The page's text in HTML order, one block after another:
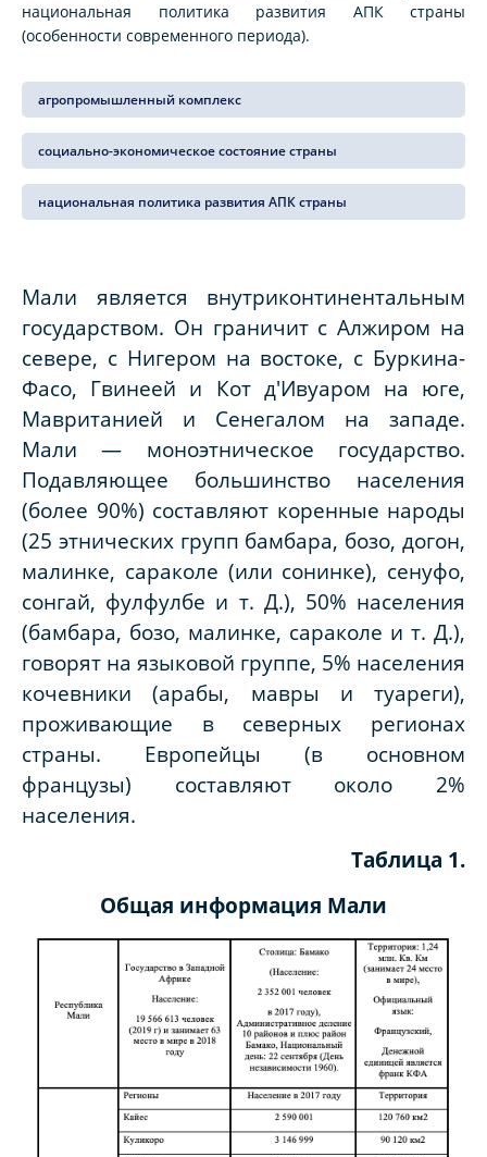
национальная политика развития АПК страны
(особенности современного периода).
агропромышленный комплекс
социально-экономическое состояние страны
национальная политика развития АПК страны
Мали является внутриконтинентальным
государством. Он граничит сАлжиром на
севере, с Нигером на востоке, с Буркина-
Фасо, Гвинеей и Кот д'Ивуаром на юге,
Мавританией и Сенегалом на западе.
Мали — моноэтническое государство.
Подавляющее большинство населения
(более 90%) составляют коренные народы
(25 этнических групп бамбара, бозо, догон,
малинке, сараколе (или сонинке), сенуфо,
сонгай, фулфулбе и т. Д.), 50% населения
(бамбара, бозо, малинке, сараколе и т. Д.),
говорят на языковой группе, 5% населения
кочевники (арабы, мавры и туареги),
проживающие в северных регионах
страны. Европейцы (в основном
французы) составляют около 2%
населения.
Таблица 1.
Общая информация Мали